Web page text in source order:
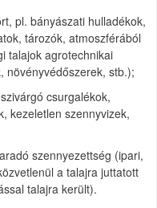
pl. bányászati hulladékok,
tározók, atmoszférából
talajok agrotechnikai
növényvédőszerek, stb.);
csurgalékok,
kezeletlen szennyvizek,
szennyezettség (ipari,
a talajra juttatott
talajra került).